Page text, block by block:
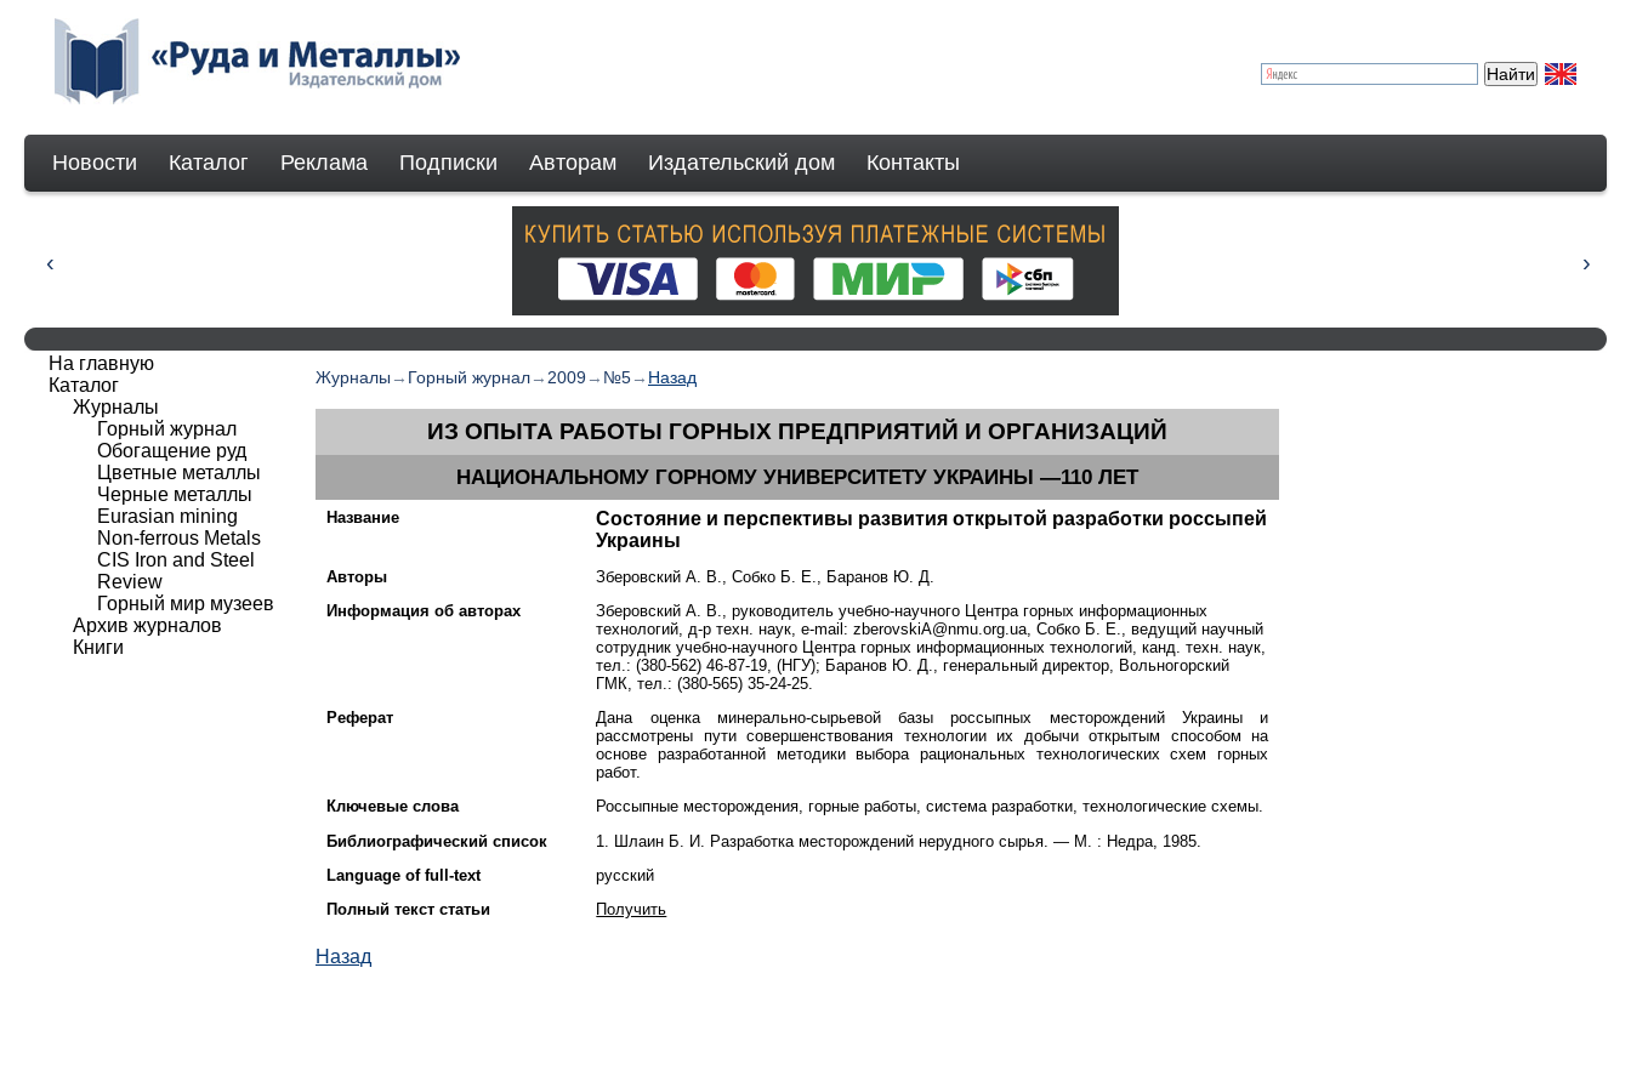
Новости Каталог Реклама Подписки Авторам Издательский дом Контакты
Журналы → Горный журнал→ 2009→ №5→ Назад
ИЗ ОПЫТА РАБОТЫ ГОРНЫХ ПРЕДПРИЯТИЙ И ОРГАНИЗАЦИЙ
НАЦИОНАЛЬНОМУ ГОРНОМУ УНИВЕРСИТЕТУ УКРАИНЫ —110 ЛЕТ
Название
Состояние и перспективы развития открытой разработки россыпей
Украины
Авторы
Зберовский А. В., Собко Б. Е., Баранов Ю. Д.
Информация об авторах
Зберовский А. В., руководитель учебно-научного Центра горных информационных
технологий, д-р техн. наук, e-mail: zberovskiA@nmu.org.ua, Собко Б. Е., ведущий научный
сотрудник учебно-научного Центра горных информационных технологий, канд. техн. наук,
тел.: (380-562) 46-87-19, (НГУ); Баранов Ю. Д., генеральный директор, Вольногорский
ГМК, тел.: (380-565) 35-24-25.
Реферат
Дана оценка минерально-сырьевой базы россыпных месторождений Украины и
рассмотрены пути совершенствования технологии их добычи открытым способом на
основе разработанной методики выбора рациональных технологических схем горных
работ.
Ключевые слова
Россыпные месторождения, горные работы, система разработки, технологические схемы.
Библиографический список
1. Шлаин Б. И. Разработка месторождений нерудного сырья. — М. : Недра, 1985.
Language of full-text
русский
Полный текст статьи
Получить
Назад
На главную
Каталог
Журналы
Горный журнал
Обогащение руд
Цветные металлы
Черные металлы
Eurasian mining
Non-ferrous Мetals
CIS Iron and Steel
Review
Горный мир музеев
Архив журналов
Книги